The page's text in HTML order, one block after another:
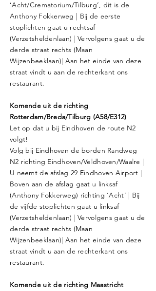
‘Acht/Crematorium/Tilburg’, dit is de
Anthony Fokkerweg | Bij de eerste
stoplichten gaat u rechtsaf
(Verzetsheldenlaan) | Vervolgens gaat u de
derde straat rechts (Maan
Wijzenbeeklaan)| Aan het einde van deze
straat vindt u aan de rechterkant ons
restaurant.
Komende uit de richting
Rotterdam/Breda/Tilburg (A58/E312)
Let op dat u bij Eindhoven de route N2
volgt!
Volg bij Eindhoven de borden Randweg
N2 richting Eindhoven/Veldhoven/Waalre |
U neemt de afslag 29 Eindhoven Airport |
Boven aan de afslag gaat u linksaf
(Anthony Fokkerweg) richting ‘Acht’ | Bij
de vijfde stoplichten gaat u linksaf
(Verzetsheldenlaan) | Vervolgens gaat u de
derde straat rechts (Maan
Wijzenbeeklaan)| Aan het einde van deze
straat vindt u aan de rechterkant ons
restaurant.
Komende uit de richting Maastricht